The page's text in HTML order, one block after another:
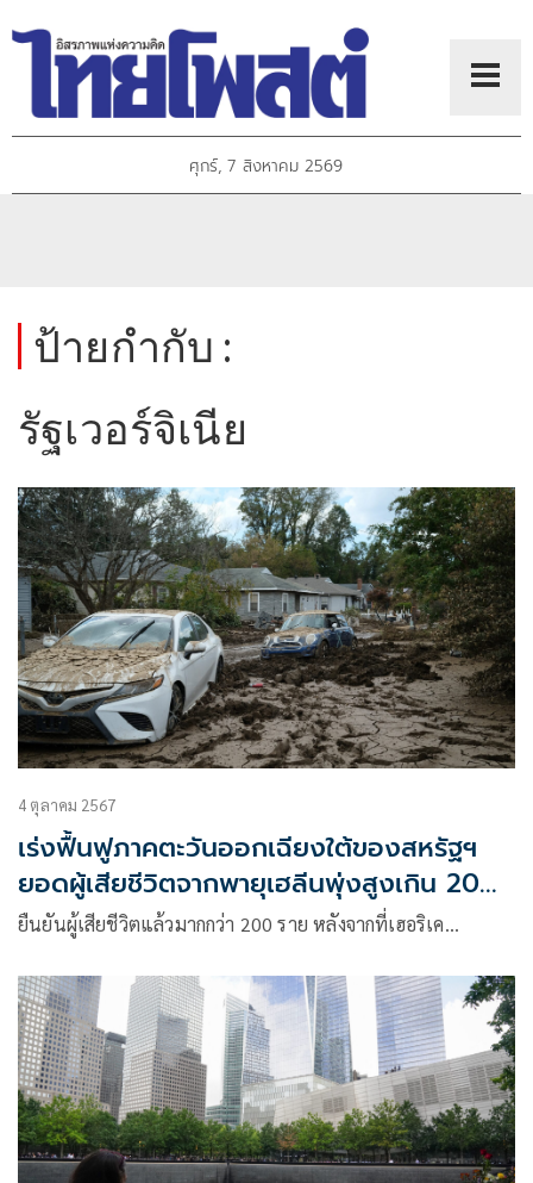
ศุกร์, 7 สิงหาคม 2569
ป้ายกำกับ :
รัฐเวอร์จิเนีย
4 ตุลาคม 2567
เร่งฟื้นฟูภาคตะวันออกเฉียงใต้ของสหรัฐฯ
ยอดผู้เสียชีวิตจากพายุเฮลีนพุ่งสูงเกิน 200
ราย
ยืนยันผู้เสียชีวิตแล้วมากกว่า 200 ราย หลังจากที่เฮอริเค…